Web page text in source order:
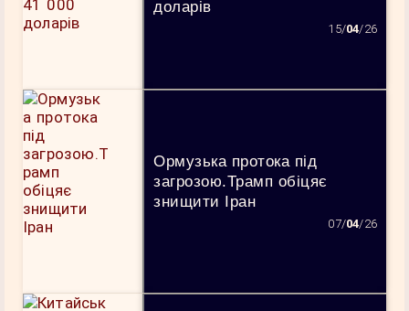
доларів
15/04/26
Ормузька протока під
загрозою.Трамп обіцяє
знищити Іран
07/04/26